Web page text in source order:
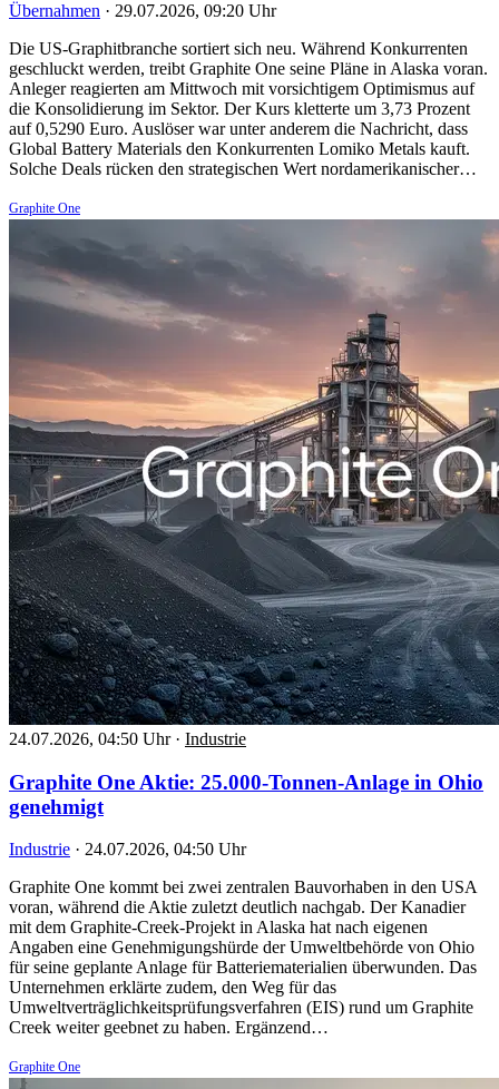
Übernahmen · 29.07.2026, 09:20 Uhr
Die US-Graphitbranche sortiert sich neu. Während Konkurrenten
geschluckt werden, treibt Graphite One seine Pläne in Alaska voran.
Anleger reagierten am Mittwoch mit vorsichtigem Optimismus auf
die Konsolidierung im Sektor. Der Kurs kletterte um 3,73 Prozent
auf 0,5290 Euro. Auslöser war unter anderem die Nachricht, dass
Global Battery Materials den Konkurrenten Lomiko Metals kauft.
Solche Deals rücken den strategischen Wert nordamerikanischer…
Graphite One
24.07.2026, 04:50 Uhr · Industrie
Graphite One Aktie: 25.000-Tonnen-Anlage in Ohio
genehmigt
Industrie · 24.07.2026, 04:50 Uhr
Graphite One kommt bei zwei zentralen Bauvorhaben in den USA
voran, während die Aktie zuletzt deutlich nachgab. Der Kanadier
mit dem Graphite-Creek-Projekt in Alaska hat nach eigenen
Angaben eine Genehmigungshürde der Umweltbehörde von Ohio
für seine geplante Anlage für Batteriematerialien überwunden. Das
Unternehmen erklärte zudem, den Weg für das
Umweltverträglichkeitsprüfungsverfahren (EIS) rund um Graphite
Creek weiter geebnet zu haben. Ergänzend…
Graphite One